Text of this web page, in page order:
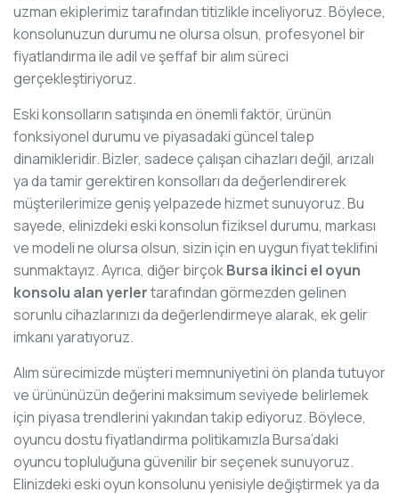
uzman ekiplerimiz tarafından titizlikle inceliyoruz. Böylece,
konsolunuzun durumu ne olursa olsun, profesyonel bir
fiyatlandırma ile adil ve şeffaf bir alım süreci
gerçekleştiriyoruz.
Eski konsolların satışında en önemli faktör, ürünün
fonksiyonel durumu ve piyasadaki güncel talep
dinamikleridir. Bizler, sadece çalışan cihazları değil, arızalı
ya da tamir gerektiren konsolları da değerlendirerek
müşterilerimize geniş yelpazede hizmet sunuyoruz. Bu
sayede, elinizdeki eski konsolun fiziksel durumu, markası
ve modeli ne olursa olsun, sizin için en uygun fiyat teklifini
sunmaktayız. Ayrıca, diğer birçokBursa ikinci el oyun
konsolu alan yerlertarafından görmezden gelinen
sorunlu cihazlarınızı da değerlendirmeye alarak, ek gelir
imkanı yaratıyoruz.
Alım sürecimizde müşteri memnuniyetini ön planda tutuyor
ve ürününüzün değerini maksimum seviyede belirlemek
için piyasa trendlerini yakından takip ediyoruz. Böylece,
oyuncu dostu fiyatlandırma politikamızla Bursa’daki
oyuncu topluluğuna güvenilir bir seçenek sunuyoruz.
Elinizdeki eski oyun konsolunu yenisiyle değiştirmek ya da